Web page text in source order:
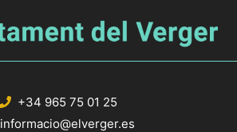
+34 965 75 01 25
informacio@elverger.es